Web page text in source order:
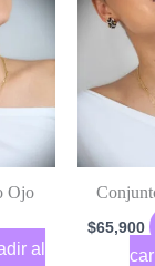
Ojo
al
$65,900